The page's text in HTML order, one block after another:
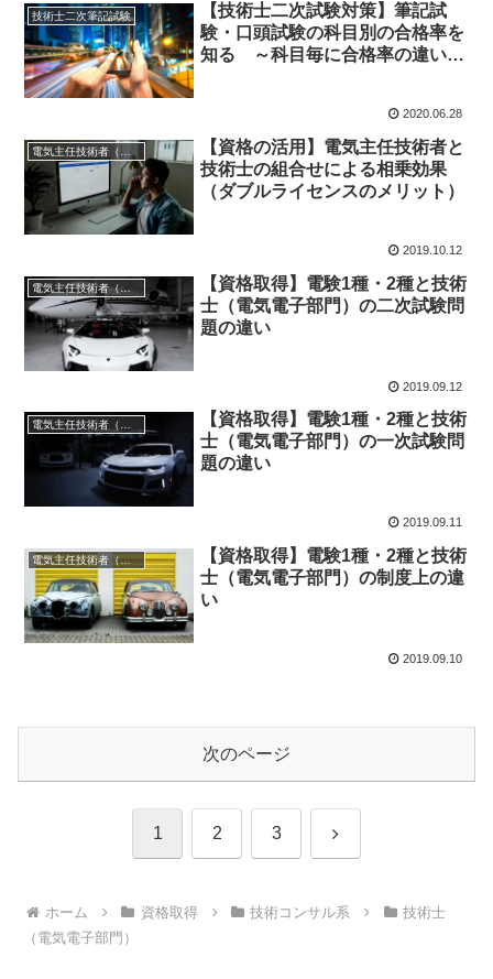
技術士二次筆記試験
【技術士二次試験対策】筆記試
験・口頭試験の科目別の合格率を
知る ～科目毎に合格率の違いは
2020.06.28
電気主任技術者（第１種、２種、３種）
【資格の活用】電気主任技術者と
技術士の組合せによる相乗効果
（ダブルライセンスのメリット）
2019.10.12
【資格取得】電験1種・2種と技術
士（電気電子部門）の二次試験問
題の違い
2019.09.12
【資格取得】電験1種・2種と技術
士（電気電子部門）の一次試験問
題の違い
2019.09.11
電気主任技術者（第１種、２種、３種）
【資格取得】電験1種・2種と技術
士（電気電子部門）の制度上の違
い
2019.09.10
次のページ
1 2 3 次
ホーム 資格取得 技術コンサル系
技術士
（電気電子部門）